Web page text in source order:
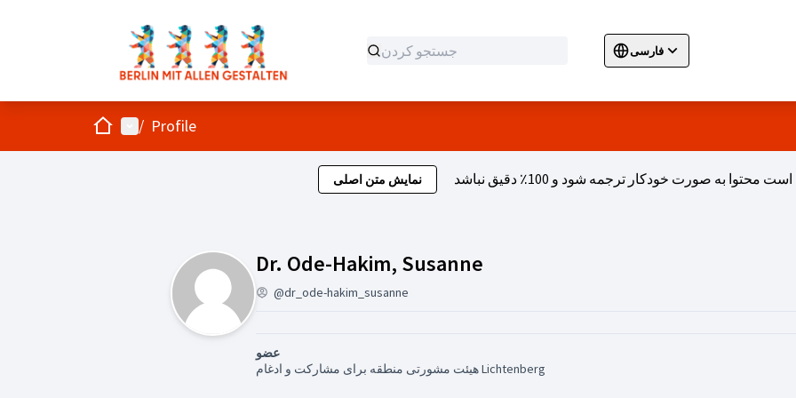
فارسی
Sprache wählen
صفحه اصلی
منوی اصلی
/ Profile
نمایش متن اصلی
Dr. Ode-Hakim, Susanne
@dr_ode-hakim_susanne
عضو
هیئت مشورتی منطقه برای مشارکت و ادغام Lichtenberg